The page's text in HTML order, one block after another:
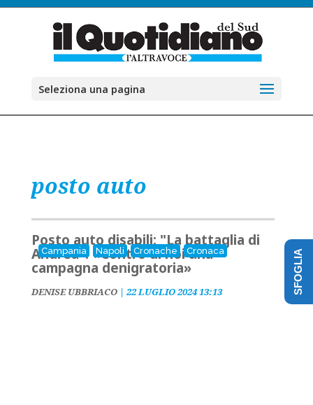
Seleziona una pagina
posto auto
Campania Napoli Cronache Cronaca
Posto auto disabili: "La battaglia di
Andrea": «Contro di noi una
campagna denigratoria»
DENISE UBBRIACO| 22 LUGLIO 2024 13:13 SFOGLIA